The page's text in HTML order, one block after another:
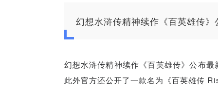
幻想水浒传精神续作《百英雄传
幻想水浒传精神续作《百英雄传》公布
此外官方还公开了一款名为《百英雄传